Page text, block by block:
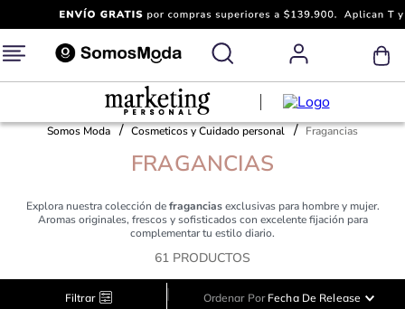
Somos Moda Cosmeticos y Cuidado personal Fragancias
FRAGANCIAS
Explora nuestra colección defraganciasexclusivas para hombre y mujer.
Aromas originales, frescos y sofisticados con excelente fijación para
complementar tu estilo diario.
61 PRODUCTOS
Filtrar | Ordenar Por Fecha De Release